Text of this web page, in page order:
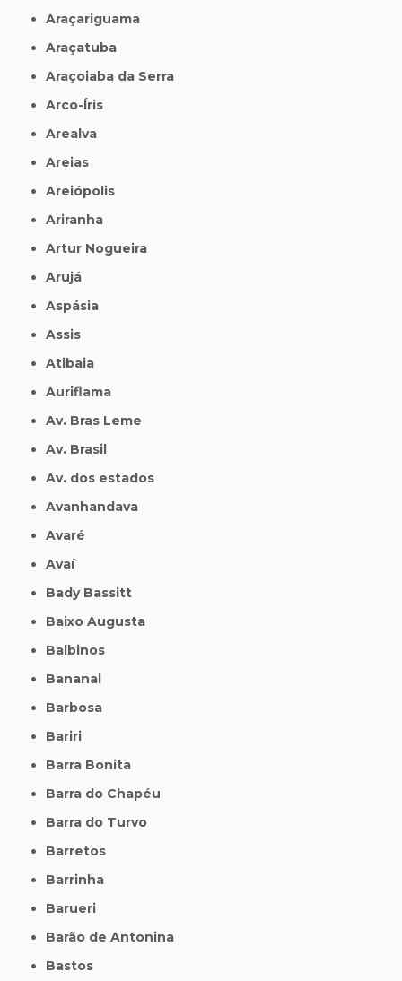
Araçariguama
Araçatuba
Araçoiaba da Serra
Arco-Íris
Arealva
Areias
Areiópolis
Ariranha
Artur Nogueira
Arujá
Aspásia
Assis
Atibaia
Auriflama
Av. Bras Leme
Av. Brasil
Av. dos estados
Avanhandava
Avaré
Avaí
Bady Bassitt
Baixo Augusta
Balbinos
Bananal
Barbosa
Bariri
Barra Bonita
Barra do Chapéu
Barra do Turvo
Barretos
Barrinha
Barueri
Barão de Antonina
Bastos